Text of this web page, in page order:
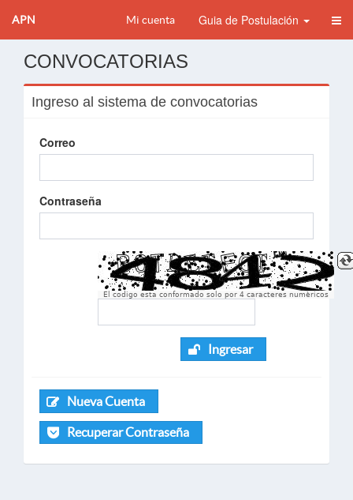
APN Mi cuenta Guia de Postulación
CONVOCATORIAS
Ingreso al sistema de convocatorias
Correo
Contraseña
El codigo esta conformado solo por 4 caracteres numèricos
Ingresar
Nueva Cuenta
Recuperar Contraseña